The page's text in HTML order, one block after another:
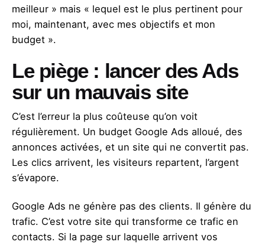
meilleur » mais « lequel est le plus pertinent pour
moi, maintenant, avec mes objectifs et mon
budget ».
Le piège : lancer des Ads
sur un mauvais site
C’est l’erreur la plus coûteuse qu’on voit
régulièrement. Un budget Google Ads alloué, des
annonces activées, et un site qui ne convertit pas.
Les clics arrivent, les visiteurs repartent, l’argent
s’évapore.
Google Ads ne génère pas des clients. Il génère du
trafic. C’est votre site qui transforme ce trafic en
contacts. Si la page sur laquelle arrivent vos